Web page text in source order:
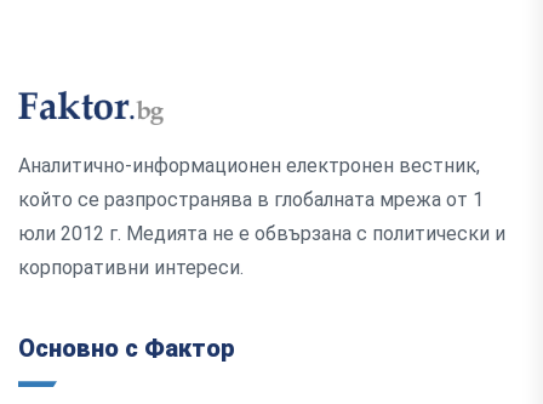
Аналитично-информационен електронен вестник,
който се разпространява в глобалната мрежа от 1
юли 2012 г. Медията не е обвързана с политически и
корпоративни интереси.
Основно с Фактор